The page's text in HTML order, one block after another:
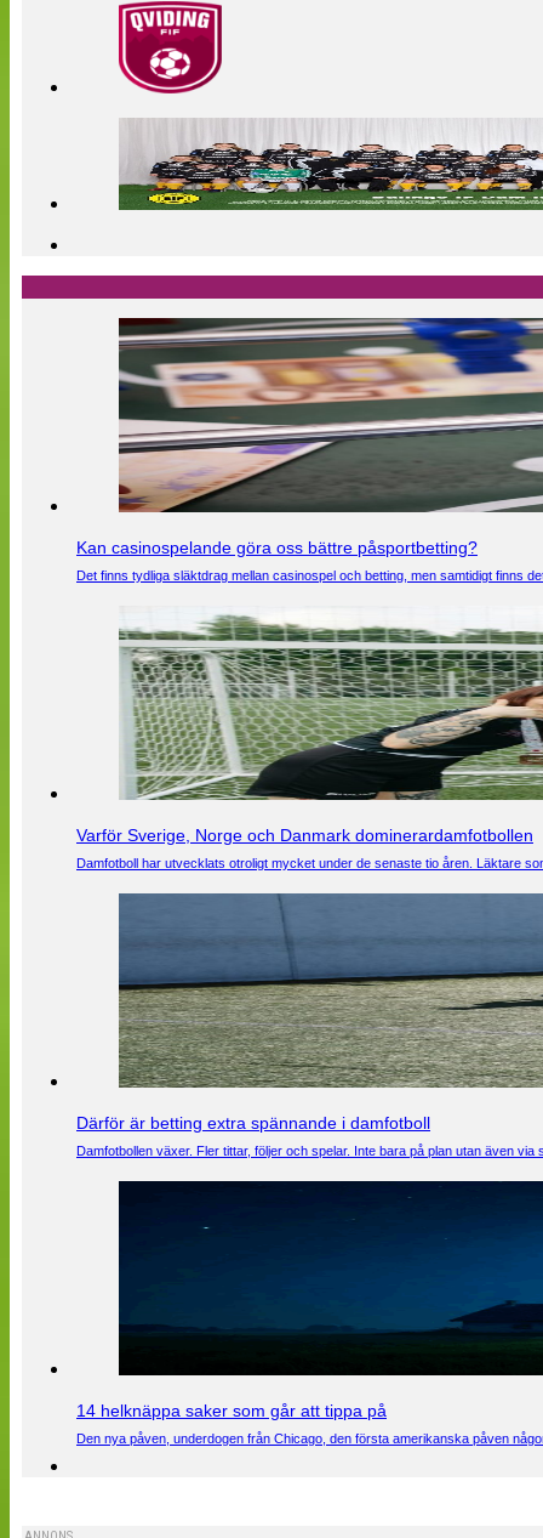
Kan casinospelande göra oss bättre påsportbetting?
Det finns tydliga släktdrag mellan casinospel och betting, men samtidigt finns
Varför Sverige, Norge och Danmark dominerardamfotbollen
Damfotboll har utvecklats otroligt mycket under de senaste tio åren. Läktare
Därför är betting extra spännande i damfotboll
Damfotbollen växer. Fler tittar, följer och spelar. Inte bara på plan utan även
14 helknäppa saker som går att tippa på
Den nya påven, underdogen från Chicago, den första amerikanska påven